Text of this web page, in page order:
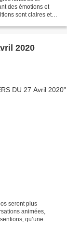
des émotions et
sont claires et
2020
seront plus
animées,
qu’une